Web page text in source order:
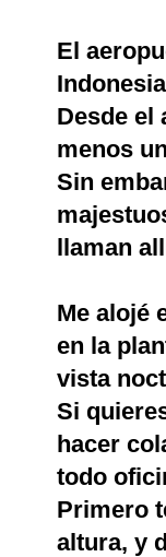
El
Desde el
menos
Sin
llaman
Me alojé
en la
vista
Si
hacer
todo
Primero
altura, y